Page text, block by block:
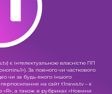
є інтелектуальною власністю ПП
За повного чи часткового
чи за будь-якого іншого
на сайт t1news.tv – є
«R», а також в рубриках «Новини